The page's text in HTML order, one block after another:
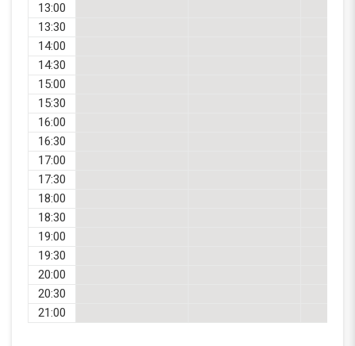
13:00
13:30
14:00
14:30
15:00
15:30
16:00
16:30
17:00
17:30
18:00
18:30
19:00
19:30
20:00
20:30
21:00